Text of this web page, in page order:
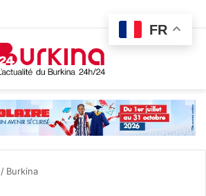
/ Burkina
FR